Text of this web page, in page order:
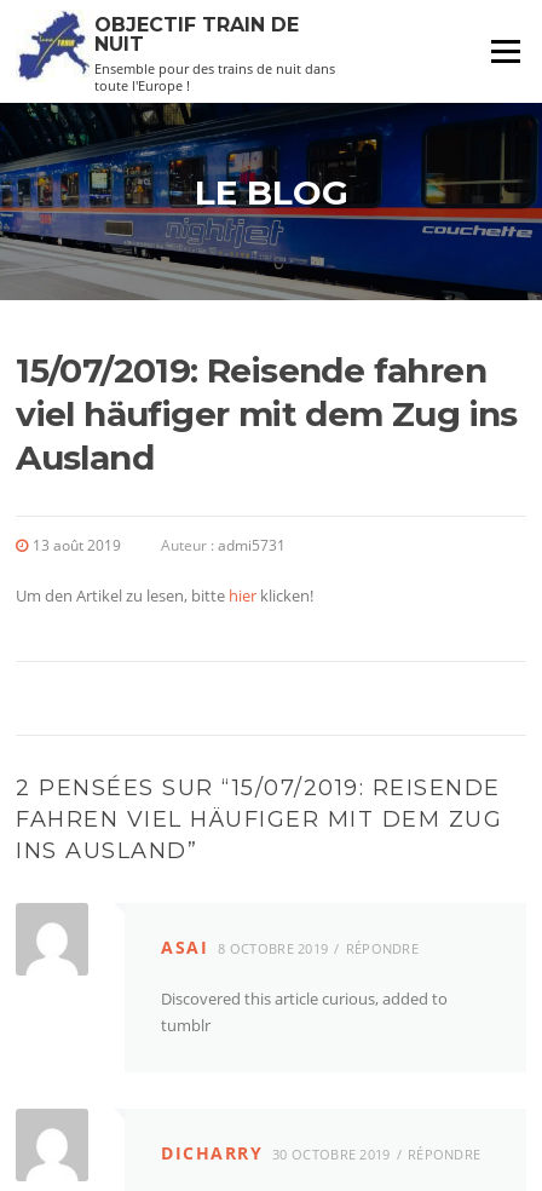
contenu
OBJECTIF TRAIN DE
NUIT
Ensemble pour des trains de nuit dans
toute l'Europe !
Menu
LE BLOG
15/07/2019: Reisende fahren
viel häufiger mit dem Zug ins
Ausland
13 août 2019 Auteur :admi5731
Um den Artikel zu lesen, bitte hier klicken!
2 PENSÉES SUR “15/07/2019: REISENDE
FAHREN VIEL HÄUFIGER MIT DEM ZUG
INS AUSLAND”
ASAI 8 OCTOBRE 2019 RÉPONDRE
Discovered this article curious, added to
tumblr
DICHARRY 30 OCTOBRE 2019 RÉPONDRE